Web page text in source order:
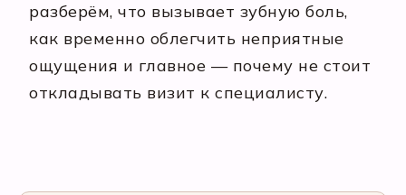
разберём, что вызывает зубную боль,
как временно облегчить неприятные
ощущения и главное — почему не стоит
откладывать визит к специалисту.